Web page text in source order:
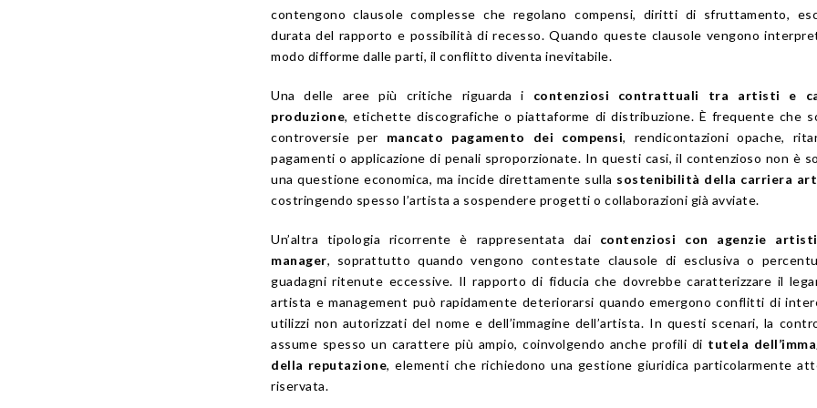
contengono clausole complesse che regolano compensi, diritti di sfruttamento,
durata del rapporto e possibilità di recesso. Quando queste clausole vengono
modo difforme dalle parti, il conflitto diventa inevitabile.
Una delle aree più critiche riguarda i contenziosi contrattuali tra artisti e
produzione, etichette discografiche o piattaforme di distribuzione. È frequente che
controversie per mancato pagamento dei compensi, rendicontazioni opache,
pagamenti o applicazione di penali sproporzionate. In questi casi, il contenzioso non è
una questione economica, ma incide direttamente sulla sostenibilità della carriera
costringendo spesso l’artista a sospendere progetti o collaborazioni già avviate.
Un’altra tipologia ricorrente è rappresentata dai contenziosi con agenzie
manager, soprattutto quando vengono contestate clausole di esclusiva o
guadagni ritenute eccessive. Il rapporto di fiducia che dovrebbe caratterizzare il
artista e management può rapidamente deteriorarsi quando emergono conflitti di
utilizzi non autorizzati del nome e dell’immagine dell’artista. In questi scenari, la
assume spesso un carattere più ampio, coinvolgendo anche profili di tutela
della reputazione, elementi che richiedono una gestione giuridica particolarmente
riservata.